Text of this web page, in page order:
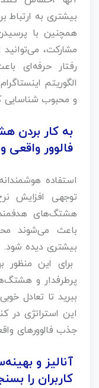
بیشتری به ارتباط
همچنین با
مشارکت، می‌توانید
رفتار حرفه‌ای
الگوریتم
و محبوب شناسایی
به کار بردن
فالوور واقعی
استفاده
توجهی افزایش
هشتگ‌های
باعث می‌شوند
بیشتری دیده شود.
برای این
پرطرفدار و
ببرید تا تعادل
این استراتژی در
جذب فالوورهای
آنالیز و
کاربران را